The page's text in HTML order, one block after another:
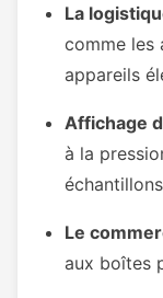
La
comme les
appareils
Affichage
à la
Le
aux boîtes